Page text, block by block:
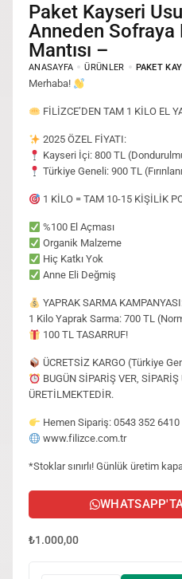
Paket Kayseri Usulü Mantı –
Anneden Sofraya
Mantısı –
ANASAYFA ÜRÜNLER PAKET
Merhaba!
FİLİZCE’DEN TAM 1 KİLO EL
2025 ÖZEL FİYATI:
Kayseri İçi: 800 TL
Türkiye Geneli: 900 TL
1 KİLO = TAM 10-15 KİŞİLİK
%100 El Açması
Organik Malzeme
Hiç Katkı Yok
Anne Eli Değmiş
YAPRAK SARMA
1 Kilo Yaprak Sarma: 700 TL
100 TL TASARRUF!
ÜCRETSİZ KARGO (Türkiye
BUGÜN SİPARİŞ VER,
ÜRETİLMEKTEDİR.
Hemen Sipariş: 0543 352 6410
www.filizce.com.tr
*Stoklar sınırlı! Günlük üretim
₺1.000,00